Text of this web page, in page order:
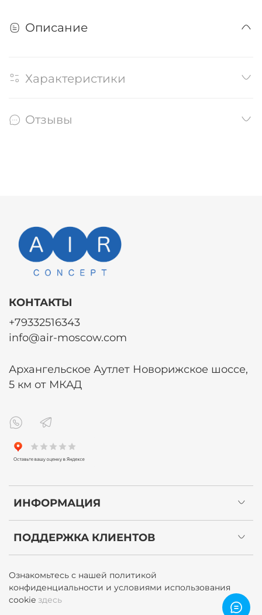
Описание
Характеристики
Отзывы
ИНФОРМАЦИЯ
ПОДДЕРЖКА КЛИЕНТОВ
КОНТАКТЫ
+79332516343
info@air-moscow.com
Архангельское Аутлет Новорижское шоссе,
5 км от МКАД
Ознакомьтесь с нашей политикой
конфиденциальности и условиями использования
cookie здесь